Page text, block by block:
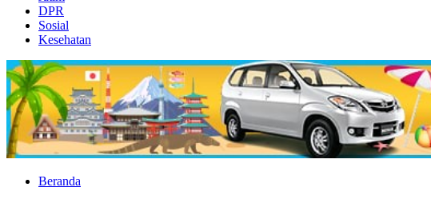
DPR
Sosial
Kesehatan
Beranda